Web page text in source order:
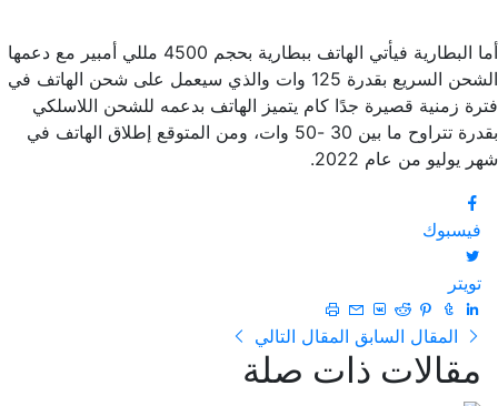
أما البطارية فيأتي الهاتف ببطارية بحجم 4500 مللي أمبير مع دعمها
الشحن السريع بقدرة 125 وات والذي سيعمل على شحن الهاتف في
فترة زمنية قصيرة جدًا كام يتميز الهاتف بدعمه للشحن اللاسلكي
بقدرة تتراوح ما بين 30 -50 وات، ومن المتوقع إطلاق الهاتف في
شهر يوليو من عام 2022.
فيسبوك
تويتر
المقال السابق المقال التالي
مقالات ذات صلة